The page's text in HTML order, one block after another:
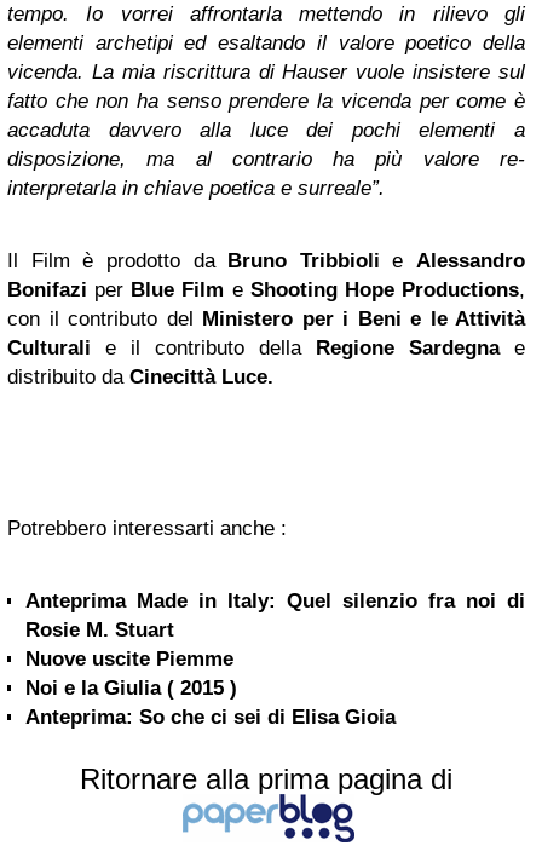
tempo. Io vorrei affrontarla mettendo in rilievo gli
elementi archetipi ed esaltando il valore poetico della
vicenda. La mia riscrittura di Hauser vuole insistere sul
fatto che non ha senso prendere la vicenda per come è
accaduta davvero alla luce dei pochi elementi a
disposizione, ma al contrario ha più valore re-
interpretarla in chiave poetica e surreale”.
Il Film è prodotto da Bruno Tribbioli e Alessandro
Bonifazi per Blue Film e Shooting Hope Productions,
con il contributo del Ministero per i Beni e le Attività
Culturali e il contributo della Regione Sardegnae
distribuito da Cinecittà Luce.
Potrebbero interessarti anche :
Anteprima Made in Italy: Quel silenzio fra noi di
Rosie M. Stuart
Nuove uscite Piemme
Noi e la Giulia ( 2015 )
Anteprima: So che ci sei di Elisa Gioia
Ritornare alla prima pagina di